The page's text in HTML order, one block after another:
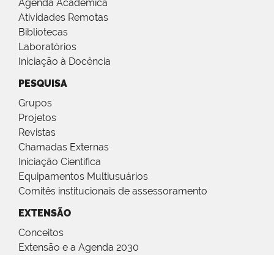
Agenda Acadêmica
Atividades Remotas
Bibliotecas
Laboratórios
Iniciação à Docência
PESQUISA
Grupos
Projetos
Revistas
Chamadas Externas
Iniciação Científica
Equipamentos Multiusuários
Comitês institucionais de assessoramento
EXTENSÃO
Conceitos
Extensão e a Agenda 2030